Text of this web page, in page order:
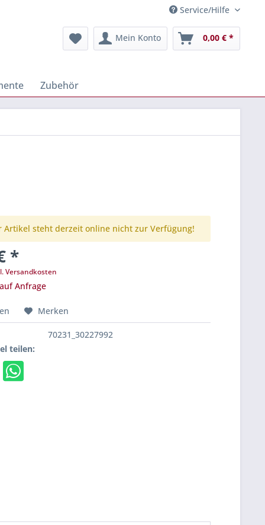
Service/Hilfe
Mein Konto 0,00 € *
Zubehör
Artikel steht derzeit online nicht zur Verfügung!
*
Versandkosten
Anfrage
Merken
70231_30227992
teilen: